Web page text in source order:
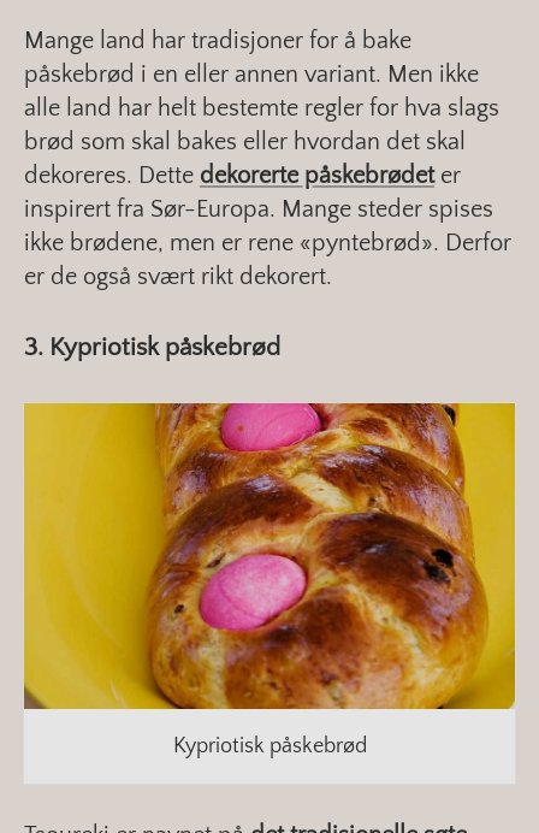
Mange land har tradisjoner for å bake
påskebrød i en eller annen variant. Men ikke
alle land har helt bestemte regler for hva slags
brød som skal bakes eller hvordan det skal
dekoreres. Dette dekorerte påskebrødeter
inspirert fra Sør-Europa. Mange steder spises
ikke brødene, men er rene «pyntebrød». Derfor
er de også svært rikt dekorert.
3. Kypriotisk påskebrød
Kypriotisk påskebrød